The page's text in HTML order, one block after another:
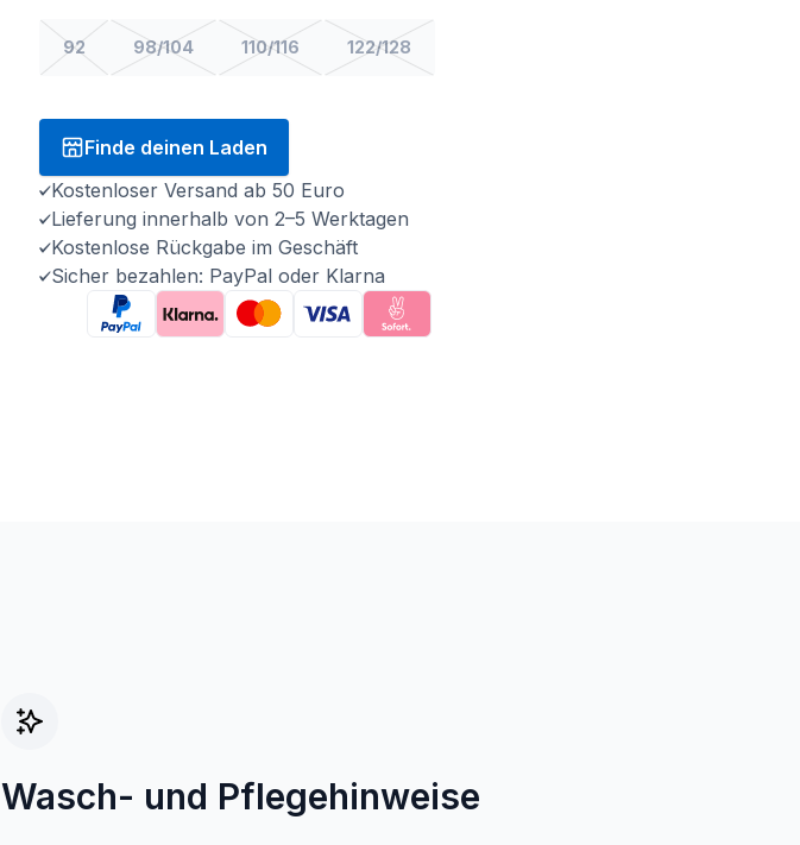
92 98/104 110/116 122/128
Finde deinen Laden
Kostenloser Versand ab 50 Euro
Lieferung innerhalb von 2–5 Werktagen
Kostenlose Rückgabe im Geschäft
Sicher bezahlen: PayPal oder Klarna
Wasch- und Pflegehinweise